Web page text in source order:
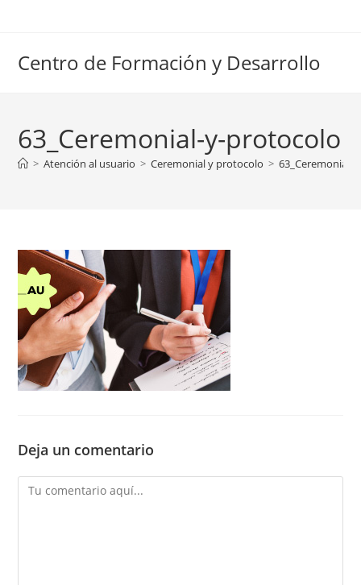
Centro de Formación y Desarrollo
63_Ceremonial-y-protocolo
> Atención al usuario > Ceremonial y protocolo > 63_Ceremonial-
Deja un comentario
Comentario